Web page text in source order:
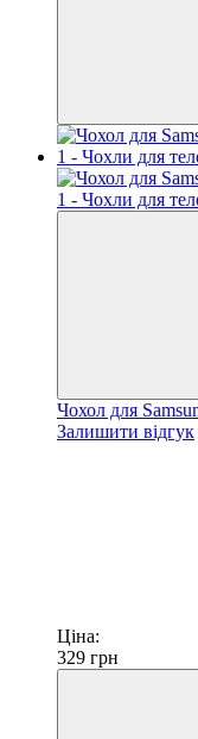
Чохол для
Залишити відгук
Ціна:
329 грн